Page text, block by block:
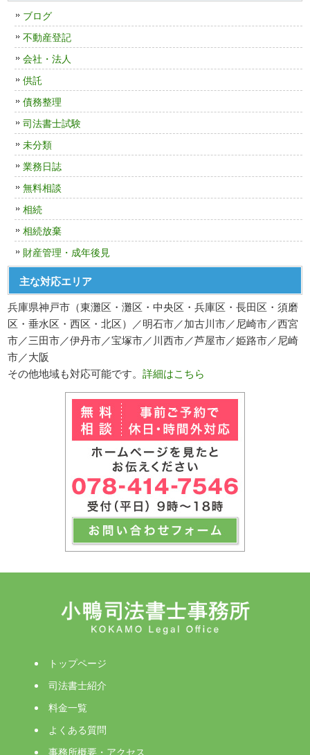
ブログ
不動産登記
会社・法人
供託
債務整理
司法書士試験
未分類
業務日誌
無料相談
相続
相続放棄
財産管理・成年後見
主な対応エリア
兵庫県神戸市（東灘区・灘区・中央区・兵庫区・長田区・須磨
区・垂水区・西区・北区）／明石市／加古川市／尼崎市／西宮
市／三田市／伊丹市／宝塚市／川西市／芦屋市／姫路市／尼崎
市／大阪
その他地域も対応可能です。詳細はこちら
トップページ
司法書士紹介
料金一覧
よくある質問
事務所概要・アクセス